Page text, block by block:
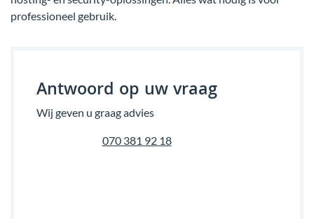
professioneel gebruik.
Antwoord op uw vraag
Wij geven u graag advies
070 381 92 18